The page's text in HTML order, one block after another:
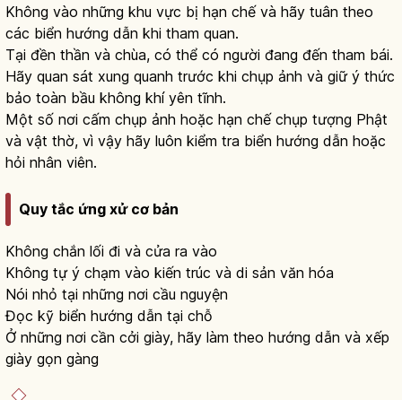
Không vào những khu vực bị hạn chế và hãy tuân theo
các biển hướng dẫn khi tham quan.
Tại đền thần và chùa, có thể có người đang đến tham bái.
Hãy quan sát xung quanh trước khi chụp ảnh và giữ ý thức
bảo toàn bầu không khí yên tĩnh.
Một số nơi cấm chụp ảnh hoặc hạn chế chụp tượng Phật
và vật thờ, vì vậy hãy luôn kiểm tra biển hướng dẫn hoặc
hỏi nhân viên.
Quy tắc ứng xử cơ bản
Không chắn lối đi và cửa ra vào
Không tự ý chạm vào kiến trúc và di sản văn hóa
Nói nhỏ tại những nơi cầu nguyện
Đọc kỹ biển hướng dẫn tại chỗ
Ở những nơi cần cởi giày, hãy làm theo hướng dẫn và xếp
giày gọn gàng